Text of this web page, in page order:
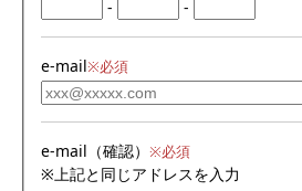
-
-
e-mail※必須
e-mail（確認） ※必須
※上記と同じアドレスを入力